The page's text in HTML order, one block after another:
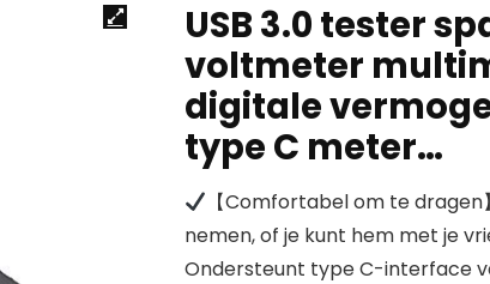
USB 3.0 tester
voltmeter
digitale
type C meter…
【Comfortabel om te dragen
nemen, of je kunt hem met je
Ondersteunt type C-interface